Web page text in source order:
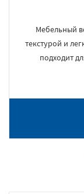
Мебельный
текстурой и
подходит